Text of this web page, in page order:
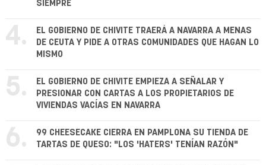
SIEMPRE
4.
EL GOBIERNO DE CHIVITE TRAERÁ A NAVARRA A MENAS
DE CEUTA Y PIDE A OTRAS COMUNIDADES QUE HAGAN LO
MISMO
5.
EL GOBIERNO DE CHIVITE EMPIEZA A SEÑALAR Y
PRESIONAR CON CARTAS A LOS PROPIETARIOS DE
VIVIENDAS VACÍAS EN NAVARRA
6.
99 CHEESECAKE CIERRA EN PAMPLONA SU TIENDA DE
TARTAS DE QUESO: "LOS 'HATERS' TENÍAN RAZÓN"